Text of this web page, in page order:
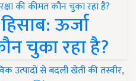
ऊर्जा
चुका रहा है?